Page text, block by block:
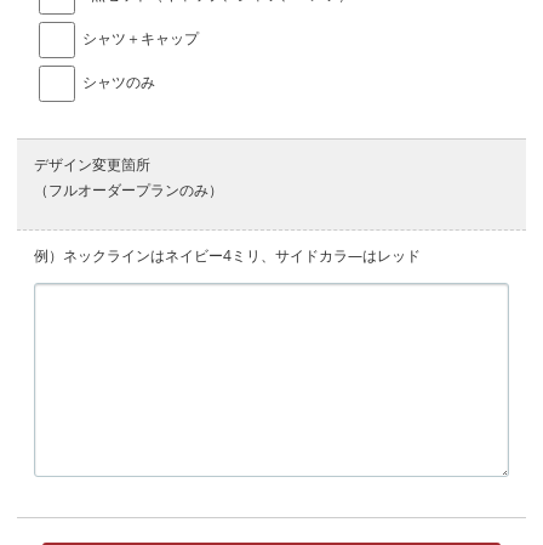
シャツ＋キャップ
シャツのみ
デザイン変更箇所
（フルオーダープランのみ）
例）ネックラインはネイビー4ミリ、サイドカラ―はレッド